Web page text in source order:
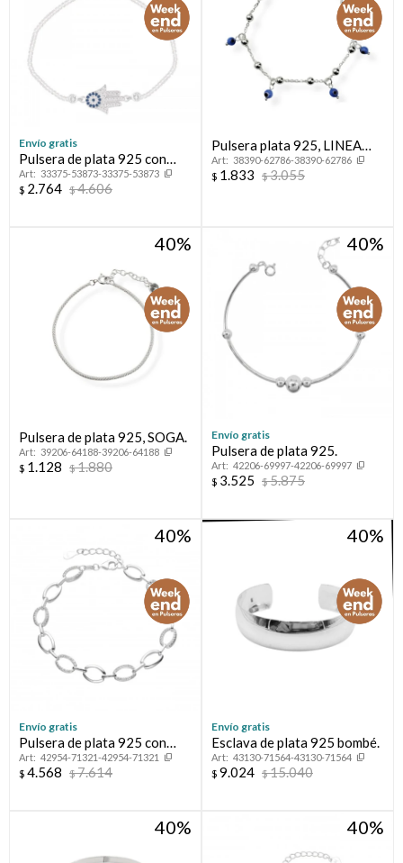
Envío gratis
Pulsera de plata 925 con
circonias, MANO DE
FATIMA.
33375-53873-33375-53873
$ 2.764 $4.606
Pulsera plata 925, LINEA
NAZAR.38390-62786-38390-62786
$ 1.833 $3.055
40
Pulsera de plata 925, SOGA.
39206-64188-39206-64188
$ 1.128 $1.880
40
Envío gratis
Pulsera de plata 925.
42206-69997-42206-69997
$ 3.525 $5.875
40
Envío gratis
Pulsera de plata 925 con
circonias.
42954-71321-42954-71321
$ 4.568 $7.614
40
Envío gratis
Esclava de plata 925 bombé.
43130-71564-43130-71564
$ 9.024 $15.040
40 40